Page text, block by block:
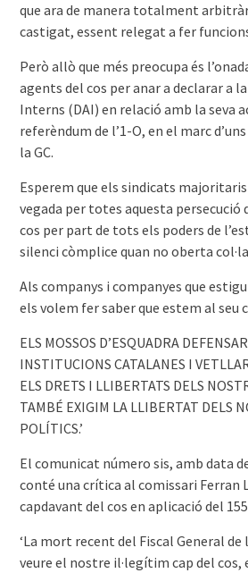
que ara de manera totalment
castigat, essent relegat a fer
Però allò que més preocupa és
agents del cos per anar a declarar a la
Interns (DAI) en relació amb la seva
referèndum de l’1-O, en el marc
la GC.
Esperem que els sindicats majoritaris
vegada per totes aquesta persecució
cos per part de tots els poders de
silenci còmplice quan no oberta
Als companys i companyes que
els volem fer saber que estem al seu
ELS MOSSOS D’ESQUADRA
INSTITUCIONS CATALANES I
ELS DRETS I LLIBERTATS DELS
TAMBÉ EXIGIM LA LLIBERTAT DELS
POLÍTICS.’
El comunicat número sis, amb data
conté una crítica al comissari Ferran
capdavant del cos en aplicació del
‘La mort recent del Fiscal General
veure el nostre il·legítim cap del cos,